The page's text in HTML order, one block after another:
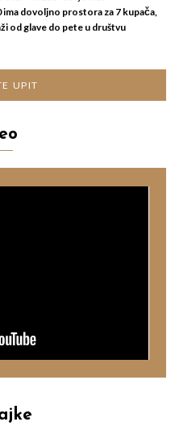
ima dovoljno prostora za 7 kupača,
od glave do pete u društvu
UPIT